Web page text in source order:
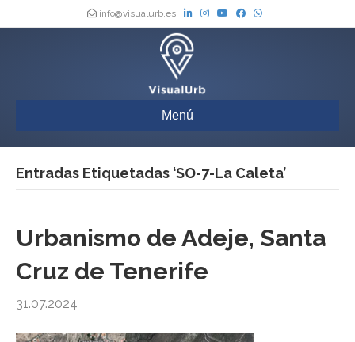
info@visualurb.es
Menú
Entradas Etiquetadas ‘SO-7-La Caleta’
Urbanismo de Adeje, Santa
Cruz de Tenerife
31.07.2024